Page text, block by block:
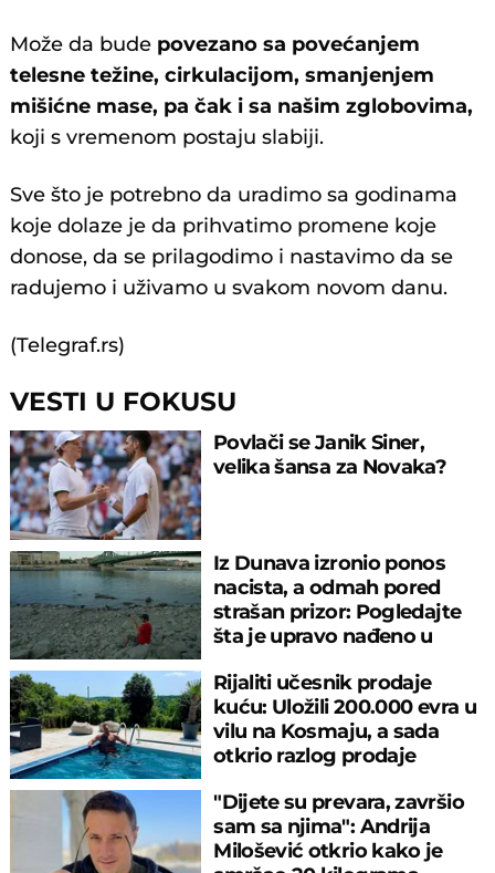
Može da bude povezano sa povećanjem
telesne težine, cirkulacijom, smanjenjem
mišićne mase, pa čak i sa našim zglobovima,
koji s vremenom postaju slabiji.
Sve što je potrebno da uradimo sa godinama
koje dolaze je da prihvatimo promene koje
donose, da se prilagodimo i nastavimo da se
radujemo i uživamo u svakom novom danu.
(Telegraf.rs)
VESTI U FOKUSU
Povlači se Janik Siner,
velika šansa za Novaka?
Iz Dunava izronio ponos
nacista, a odmah pored
strašan prizor: Pogledajte
šta je upravo nađeno u
Rijaliti učesnik prodaje
kuću: Uložili 200.000 evra u
vilu na Kosmaju, a sada
otkrio razlog prodaje
"Dijete su prevara, završio
sam sa njima": Andrija
Milošević otkrio kako je